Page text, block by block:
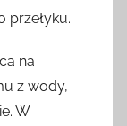
przełyku.
na
z wody,
W